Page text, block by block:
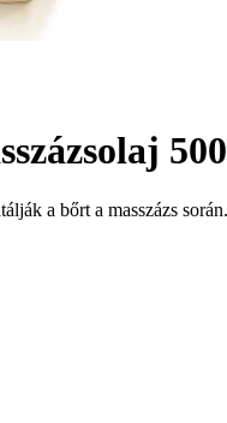
a bőrt a masszázs